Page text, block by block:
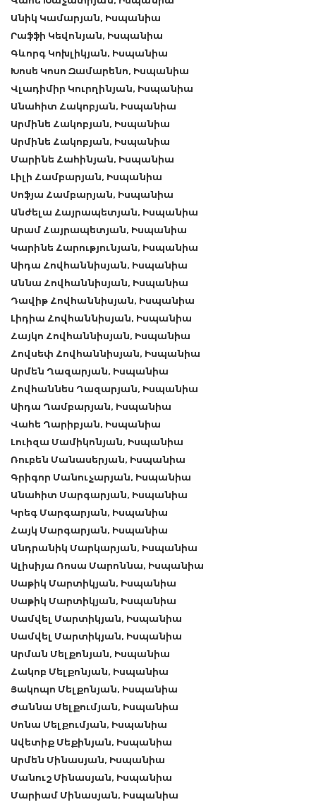
Անիկ Կամարյան, Իսպանիա
Րաֆֆի Կեվոնյան, Իսպանիա
Գևորգ Կոխլիկյան, Իսպանիա
Խոսե Կոսո Զամարենո, Իսպանիա
Վլադիմիր Կուրղինյան, Իսպանիա
Անահիտ Հակոբյան, Իսպանիա
Արմինե Հակոբյան, Իսպանիա
Արմինե Հակոբյան, Իսպանիա
Մարինե Հահինյան, Իսպանիա
Լիլի Համբարյան, Իսպանիա
Սոֆյա Համբարյան, Իսպանիա
Անժելա Հայրապետյան, Իսպանիա
Արամ Հայրապետյան, Իսպանիա
Կարինե Հարությունյան, Իսպանիա
Աիդա Հովհաննիսյան, Իսպանիա
Աննա Հովհաննիսյան, Իսպանիա
Դավիթ Հովհաննիսյան, Իսպանիա
Լիդիա Հովհաննիսյան, Իսպանիա
Հայկո Հովհաննիսյան, Իսպանիա
Հովսեփ Հովհաննիսյան, Իսպանիա
Արմեն Ղազարյան, Իսպանիա
Հովհաննես Ղազարյան, Իսպանիա
Աիդա Ղամբարյան, Իսպանիա
Վահե Ղարիբյան, Իսպանիա
Լուիզա Մամիկոնյան, Իսպանիա
Ռուբեն Մանասերյան, Իսպանիա
Գրիգոր Մանուչարյան, Իսպանիա
Անահիտ Մարգարյան, Իսպանիա
Կրեգ Մարգարյան, Իսպանիա
Հայկ Մարգարյան, Իսպանիա
Անդրանիկ Մարկարյան, Իսպանիա
Ալիսիյա Ռոսա Մարոննա, Իսպանիա
Սաթիկ Մարտիկյան, Իսպանիա
Սաթիկ Մարտիկյան, Իսպանիա
Սամվել Մարտիկյան, Իսպանիա
Սամվել Մարտիկյան, Իսպանիա
Արման Մելքոնյան, Իսպանիա
Հակոբ Մելքոնյան, Իսպանիա
Յակոպո Մելքոնյան, Իսպանիա
Ժաննա Մելքումյան, Իսպանիա
Սոնա Մելքումյան, Իսպանիա
Ավետիք Մեքինյան, Իսպանիա
Արմեն Մինասյան, Իսպանիա
Մանուշ Մինասյան, Իսպանիա
Մարիամ Մինասյան, Իսպանիա